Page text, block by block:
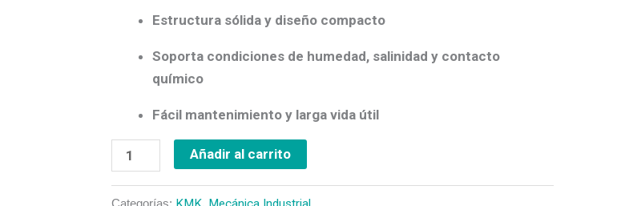
Estructura sólida y diseño compacto
Soporta condiciones de humedad, salinidad y contacto
químico
Fácil mantenimiento y larga vida útil
Añadir al carrito
Categorías: ,